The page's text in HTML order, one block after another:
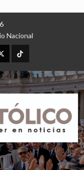
Nacional
X TikTok